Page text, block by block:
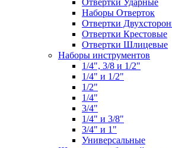
Отвертки Ударные
Наборы Отверток
Отвертки
Отвертки Крестовые
Отвертки Шлицевые
Наборы инструментов
1/4", 3/8 и 1/2"
1/4" и 1/2"
1/2"
1/4"
3/4"
1/4" и 3/8"
3/4" и 1"
Универсальные